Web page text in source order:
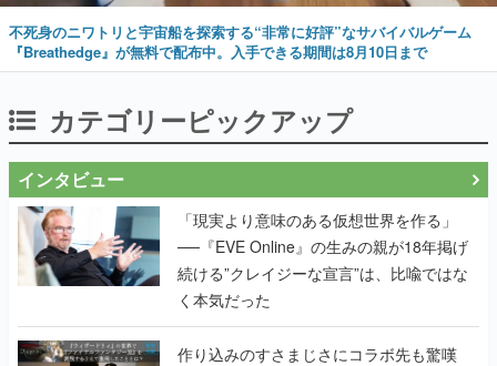
不死身のニワトリと宇宙船を探索する“非常に好評”なサバイバルゲーム
『Breathedge』が無料で配布中。入手できる期間は8月10日まで
カテゴリーピックアップ
インタビュー
「現実より意味のある仮想世界を作る」
──『EVE Online』の生みの親が18年掲げ
続ける”クレイジーな宣言”は、比喩ではな
く本気だった
作り込みのすさまじさにコラボ先も驚嘆